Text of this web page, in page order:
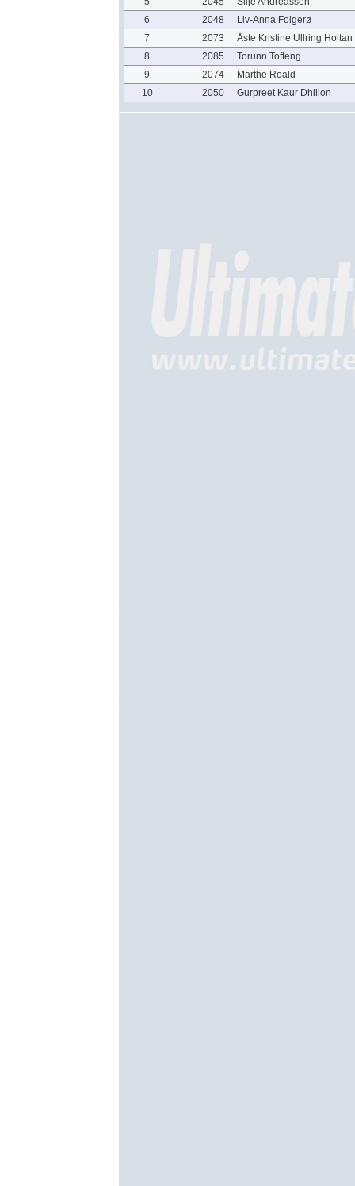
6
2048
Liv-Anna Folgerø
7
2073
Åste Kristine Ullring Holtan
8
2085
Torunn Tofteng
9
2074
Marthe Roald
10
2050 Gurpreet Kaur Dhillon